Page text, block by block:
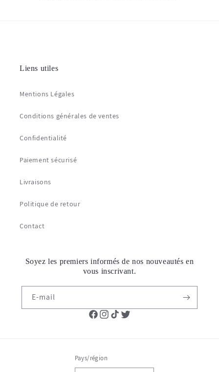
Liens utiles
Mentions Légales
Conditions générales de ventes
Confidentialité
Paiement sécurisé
Livraisons
Politique de retour
Contact
Soyez les premiers informés de nos nouveautés en
vous inscrivant.
E-mail
Facebook
Instagram
TikTok
Pays/région